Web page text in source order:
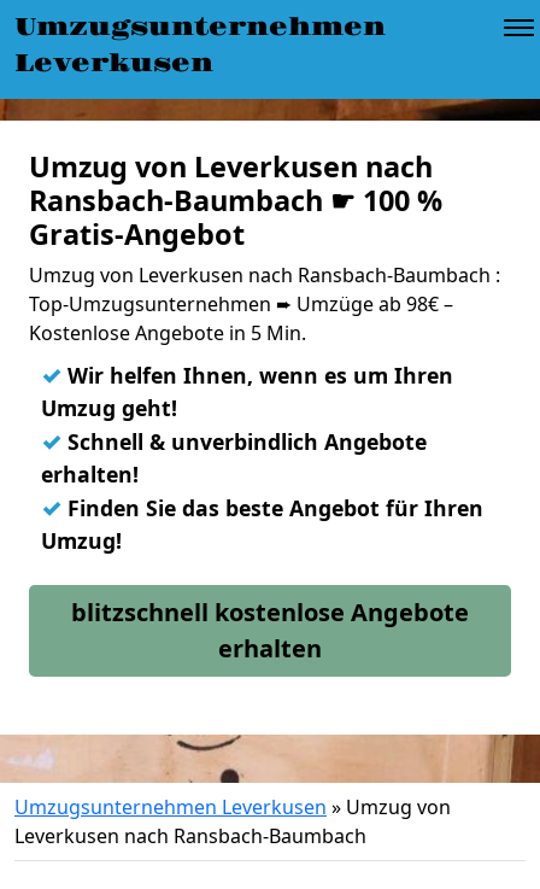
Umzugsunternehmen
Leverkusen
Umzug von Leverkusen nach
Ransbach-Baumbach ☛ 100 %
Gratis-Angebot
Umzug von Leverkusen nach Ransbach-Baumbach :
Top-Umzugsunternehmen ➨ Umzüge ab 98€ –
Kostenlose Angebote in 5 Min.
✓ Wir helfen Ihnen, wenn es um Ihren
Umzug geht!
✓ Schnell & unverbindlich Angebote
erhalten!
✓ Finden Sie das beste Angebot für Ihren
Umzug!
blitzschnell kostenlose Angebote
erhalten
Umzugsunternehmen Leverkusen » Umzug von
Leverkusen nach Ransbach-Baumbach